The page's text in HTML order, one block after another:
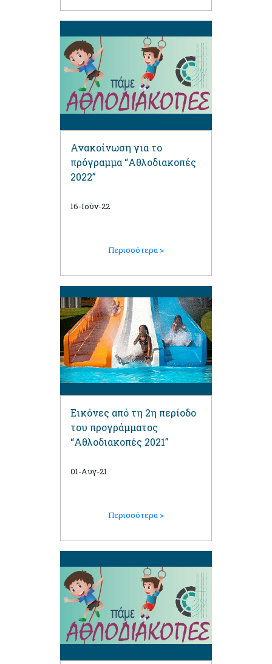
Ανακοίνωση για το
πρόγραμμα “Αθλοδιακοπές
2022”
16-Ιούν-22
Περισσότερα >
Εικόνες από τη 2η περίοδο
του προγράμματος
“Αθλοδιακοπές 2021”
01-Αυγ-21
Περισσότερα >